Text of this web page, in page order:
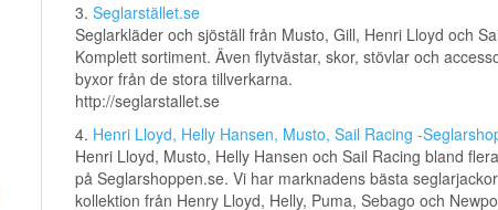
3. Seglarstället.se
Seglarkläder och sjöställ från Musto, Gill, Henri Lloyd och
Komplett sortiment. Även flytvästar, skor, stövlar och
byxor från de stora tillverkarna.
http://seglarstallet.se
4. Henri Lloyd, Helly Hansen, Musto, Sail Racing -
Henri Lloyd, Musto, Helly Hansen och Sail Racing bland
på Seglarshoppen.se. Vi har marknadens bästa
kollektion från Henry Lloyd, Helly, Puma, Sebago och